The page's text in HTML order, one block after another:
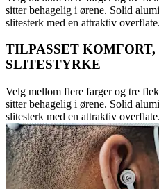
sitter behagelig i ørene. Solid
slitesterk med en attraktiv overflate.
TILPASSET
SLITESTYRKE
Velg mellom flere farger og tre
sitter behagelig i ørene. Solid
slitesterk med en attraktiv overflate.